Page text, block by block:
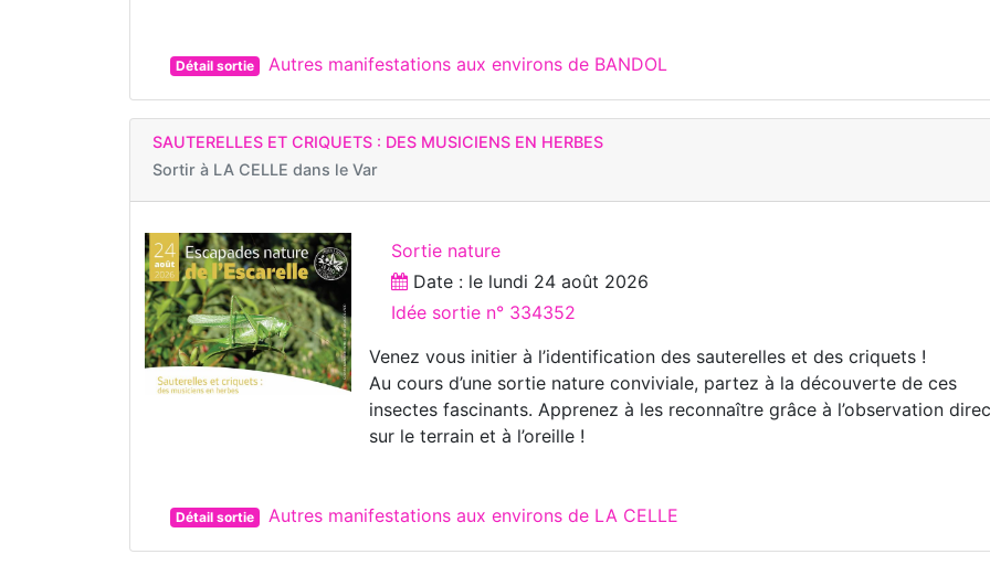
Détail sortie Autres manifestations aux environs de BANDOL
SAUTERELLES ET CRIQUETS : DES MUSICIENS EN HERBES
Sortir à LA CELLE dans le Var
Sortie nature
Date : le lundi 24 août 2026
Idée sortie n° 334352
Venez vous initier à l’identification des sauterelles et des criquets !
Au cours d’une sortie nature conviviale, partez à la découverte de ces
insectes fascinants. Apprenez à les reconnaître grâce à l’observation
sur le terrain et à l’oreille !
Détail sortie Autres manifestations aux environs de LA CELLE